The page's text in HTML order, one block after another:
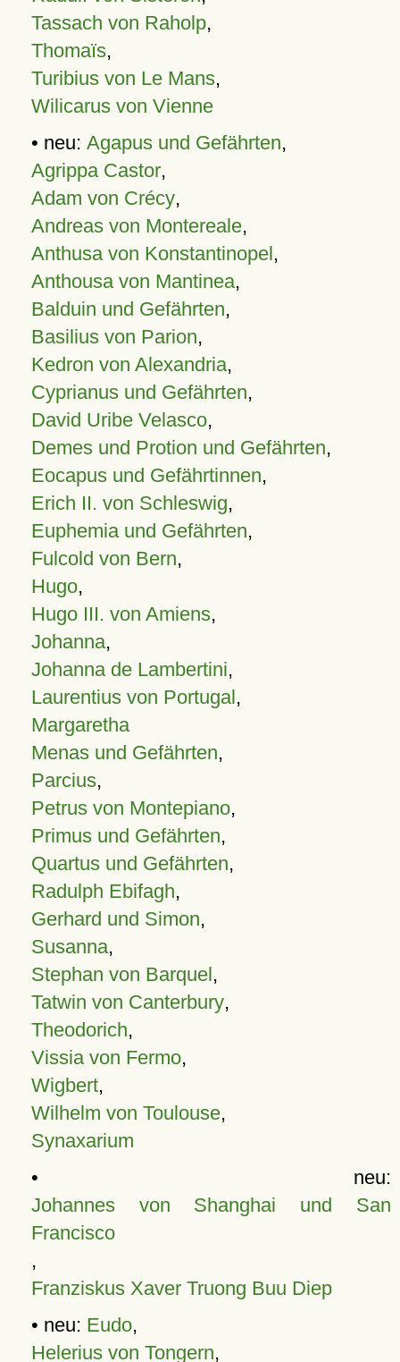
Tassach von Raholp,
Thomaïs,
Turibius von Le Mans,
Wilicarus von Vienne
• neu: Agapus und Gefährten,
Agrippa Castor,
Adam von Crécy,
Andreas von Montereale,
Anthusa von Konstantinopel,
Anthousa von Mantinea,
Balduin und Gefährten,
Basilius von Parion,
Kedron von Alexandria,
Cyprianus und Gefährten,
David Uribe Velasco,
Demes und Protion und Gefährten,
Eocapus und Gefährtinnen,
Erich II. von Schleswig,
Euphemia und Gefährten,
Fulcold von Bern,
Hugo,
Hugo III. von Amiens,
Johanna,
Johanna de Lambertini,
Laurentius von Portugal,
Margaretha
Menas und Gefährten,
Parcius,
Petrus von Montepiano,
Primus und Gefährten,
Quartus und Gefährten,
Radulph Ebifagh,
Gerhard und Simon,
Susanna,
Stephan von Barquel,
Tatwin von Canterbury,
Theodorich,
Vissia von Fermo,
Wigbert,
Wilhelm von Toulouse,
Synaxarium
• neu:
Johannes von Shanghai und San
Francisco
,
Franziskus Xaver Truong Buu Diep
• neu: Eudo,
Helerius von Tongern,